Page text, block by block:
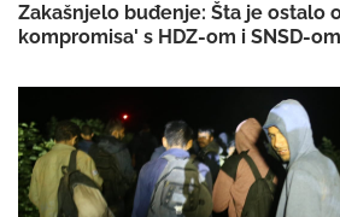
Zakašnjelo buđenje: Šta je ostalo
kompromisa' s HDZ-om i SNSD-